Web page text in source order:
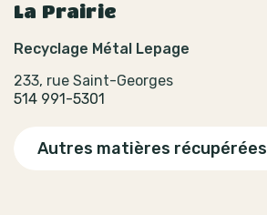
La Prairie
Recyclage Métal Lepage
233, rue Saint-Georges
514 991-5301
Autres matières récupérées